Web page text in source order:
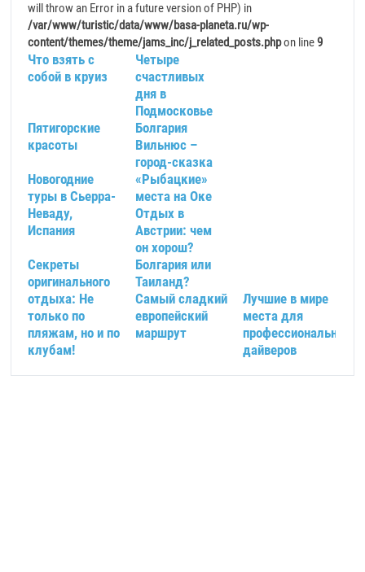
will throw an Error in a future version of PHP) in
/var/www/turistic/data/www/basa-planeta.ru/wp-
content/themes/theme/jams_inc/j_related_posts.phpon line9
Что взять с
собой в круиз
Четыре
счастливых
дня в
Подмосковье
Пятигорские
красоты
Болгария
Вильнюс –
город-сказка
Новогодние
туры в Сьерра-
Неваду,
Испания
«Рыбацкие»
места на Оке
Отдых в
Австрии: чем
он хорош?
Секреты
оригинального
отдыха: Не
только по
пляжам, но и по
клубам!
Болгария или
Таиланд?
Самый сладкий
европейский
маршрут
Лучшие в мире
места для
профессиональных
дайверов